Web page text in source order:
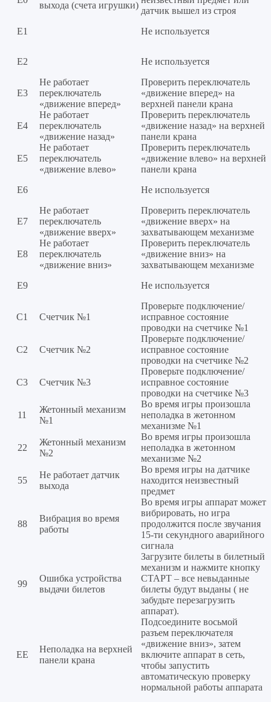
выхода (счета игрушки)
датчик вышел из строя
Е1
Не используется
Е2 Не используется
Е3
Не работает
переключатель
«движение вперед»
Проверить переключатель
«движение вперед» на
верхней панели крана
Е4
Не работает
переключатель
«движение назад»
Проверить переключатель
«движение назад» на верхней
панели крана
Е5
Не работает
переключатель
«движение влево»
Проверить переключатель
«движение влево» на верхней
панели крана
Е6
Не используется
Е7
Не работает
переключатель
«движение вверх»
Проверить переключатель
«движение вверх» на
захватывающем механизме
Е8
Не работает
переключатель
«движение вниз»
Проверить переключатель
«движение вниз» на
захватывающем механизме
Е9
Не используется
С1 Счетчик №1
Проверьте подключение/
исправное состояние
проводки на счетчике №1
С2 Счетчик №2
Проверьте подключение/
исправное состояние
проводки на счетчике №2
С3 Счетчик №3
Проверьте подключение/
исправное состояние
проводки на счетчике №3
11
Жетонный механизм
№1
Во время игры произошла
неполадка в жетонном
механизме №1
22
Жетонный механизм
№2
Во время игры произошла
неполадка в жетонном
механизме №2
55
Не работает датчик
выхода
Во время игры на датчике
находится неизвестный
предмет
88
Вибрация во время
работы
Во время игры аппарат может
вибрировать, но игра
продолжится после звучания
15-ти секундного аварийного
сигнала
99
Ошибка устройства
выдачи билетов
Загрузите билеты в билетный
механизм и нажмите кнопку
СТАРТ – все невыданные
билеты будут выданы ( не
забудьте перезагрузить
аппарат).
ЕЕ
Неполадка на верхней
панели крана
Подсоедините восьмой
разъем переключателя
«движение вниз», затем
включите аппарат в сеть,
чтобы запустить
автоматическую проверку
нормальной работы аппарата